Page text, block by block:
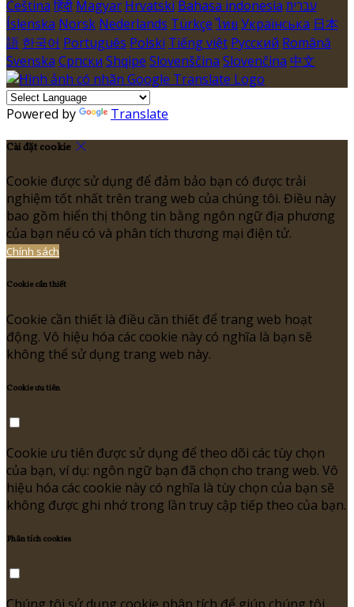
Čeština हिंदी Magyar Hrvatski Bahasa indonesia עברית
Íslenska Norsk Nederlands Türkçe ไทย Українська 日本
語 한국어 Português Polski Tiếng việt Русский Română
Svenska Српски Shqipe Slovenščina Slovenčina 中文
Powered by Translate
Cài đặt cookie
Cookie được sử dụng để đảm bảo bạn có được trải
nghiệm tốt nhất trên trang web của chúng tôi. Điều này
bao gồm hiển thị thông tin bằng ngôn ngữ địa phương
của bạn nếu có và phân tích thương mại điện tử.
Chính sách
Cookie cần thiết
Cookie cần thiết là điều cần thiết để trang web hoạt
động. Vô hiệu hóa các cookie này có nghĩa là bạn sẽ
không thể sử dụng trang web này.
Cookie ưu tiên
Cookie ưu tiên được sử dụng để theo dõi các tùy chọn
của bạn, ví dụ: ngôn ngữ bạn đã chọn cho trang web. Vô
hiệu hóa các cookie này có nghĩa là tùy chọn của bạn sẽ
không được ghi nhớ trong lần truy cập tiếp theo của bạn.
Phân tích cookies